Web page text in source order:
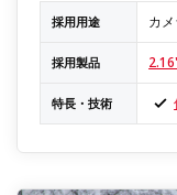
採用用途 カ
採用製品
特長・技術